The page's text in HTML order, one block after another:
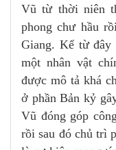
Vũ từ thời niên
phong chư hầu
Giang. Kể từ
một nhân vật
được mô tả khá
ở phần Bản kỷ
Vũ đóng góp
rồi sau đó chủ trì